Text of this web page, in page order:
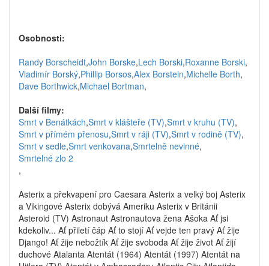
Osobnosti:
Randy Borscheidt,John Borske,Lech Borski,Roxanne Borski,
Vladimír Borský,Phillip Borsos,Alex Borstein,Michelle Borth,
Dave Borthwick,Michael Bortman,
Další filmy:
Smrt v Benátkách,Smrt v klášteře (TV),Smrt v kruhu (TV),
Smrt v přímém přenosu,Smrt v ráji (TV),Smrt v rodině (TV),
Smrt v sedle,Smrt venkovana,Smrtelně nevinné,
Smrtelné zlo 2
,
Asterix a překvapení pro Caesara Asterix a velký boj Asterix
a Vikingové Asterix dobývá Ameriku Asterix v Británii
Asteroid (TV) Astronaut Astronautova žena Ašoka Ať jsi
kdekoliv... Ať přiletí čáp Ať to stojí Ať vejde ten pravý Ať žije
Django! Ať žije nebožtík Ať žije svoboda Ať žije život Ať žijí
duchové Atalanta Atentát (1964) Atentát (1997) Atentát na